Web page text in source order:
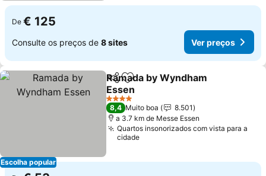
De € 125
Consulte os preços de 8 sites Ver preços
Escolha popular
PartilharAdicionar aos favoritos
Ramada by Wyndham
Essen
Ver preços
4 Estrelas
8,4 Muito boa
8.501
a 3.7 km de Messe Essen
Quartos insonorizados com vista para a
cidade